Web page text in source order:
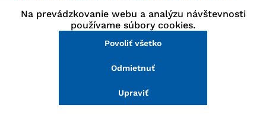
(pdf, 509 kB)
Správa o kontrolnej činnosti HK za rok 2024
Na prevádzkovanie webu a analýzu návštevnosti
používame súbory cookies.
Povoliť všetko
Odmietnuť
Upraviť
Povoliť všetko
Uložiť nastavenia
Viac informácií